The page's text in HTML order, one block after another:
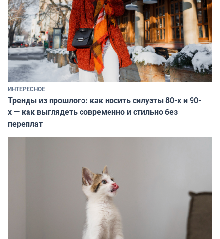
ИНТЕРЕСНОЕ
Тренды из прошлого: как носить силуэты 80-х и 90-
х — как выглядеть современно и стильно без
переплат